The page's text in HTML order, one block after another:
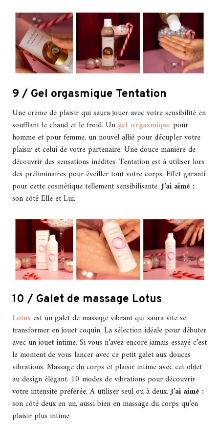
9 / Gel orgasmique Tentation
Une crème de plaisir qui saura jouer avec votre sensibilité en
soufflant le chaud et le froid. Un gel orgasmique pour
homme et pour femme, un nouvel allié pour décupler votre
plaisir et celui de votre partenaire. Une douce manière de
découvrir des sensations inédites. Tentation est à utiliser lors
des préliminaires pour éveiller tout votre corps. Effet garanti
pour cette cosmétique tellement sensibilisante.J’ai aimé :
son côté Elle et Lui.
10 / Galet de massage Lotus
Lotus est un galet de massage vibrant qui saura vite se
transformer en jouet coquin. La sélection idéale pour débuter
avec un jouet intime. Si vous n’avez encore jamais essayé c’est
le moment de vous lancer avec ce petit galet aux douces
vibrations. Massage du corps et plaisir intime avec cet objet
au design élégant. 10 modes de vibrations pour découvrir
votre intensité préférée. A utiliser seul ou à deux.J’ai aimé :
son côté deux en un, aussi bien en massage du corps qu’en
plaisir plus intime.